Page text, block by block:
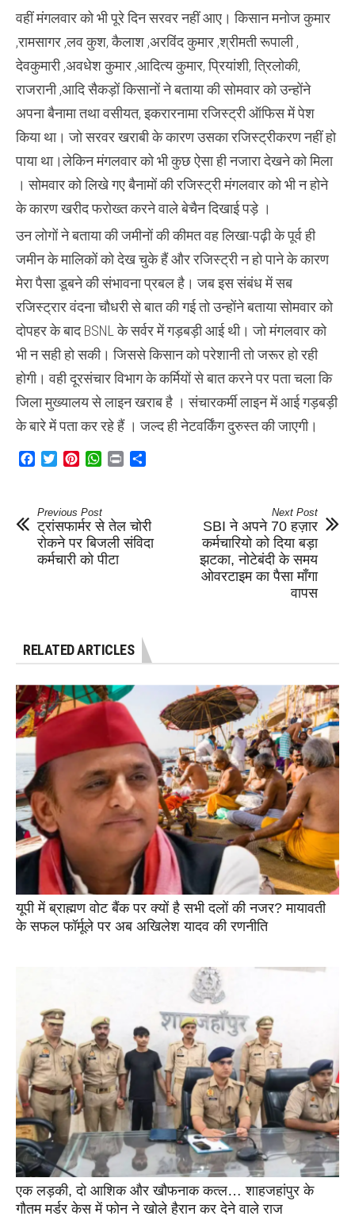
वहीं मंगलवार को भी पूरे दिन सरवर नहीं आए। किसान मनोज कुमार
,रामसागर ,लव कुश, कैलाश ,अरविंद कुमार ,श्रीमती रूपाली ,
देवकुमारी ,अवधेश कुमार ,आदित्य कुमार, प्रियांशी, त्रिलोकी,
राजरानी ,आदि सैकड़ों किसानों ने बताया की सोमवार को उन्होंने
अपना बैनामा तथा वसीयत, इकरारनामा रजिस्ट्री ऑफिस में पेश
किया था। जो सरवर खराबी के कारण उसका रजिस्ट्रीकरण नहीं हो
पाया था।लेकिन मंगलवार को भी कुछ ऐसा ही नजारा देखने को मिला
। सोमवार को लिखे गए बैनामों की रजिस्ट्री मंगलवार को भी न होने
के कारण खरीद फरोख्त करने वाले बेचैन दिखाई पड़े ।
उन लोगों ने बताया की जमीनों की कीमत वह लिखा-पढ़ी के पूर्व ही
जमीन के मालिकों को देख चुके हैं और रजिस्ट्री न हो पाने के कारण
मेरा पैसा डूबने की संभावना प्रबल है। जब इस संबंध में सब
रजिस्ट्रार वंदना चौधरी से बात की गई तो उन्होंने बताया सोमवार को
दोपहर के बाद BSNL के सर्वर में गड़बड़ी आई थी। जो मंगलवार को
भी न सही हो सकी। जिससे किसान को परेशानी तो जरूर हो रही
होगी। वही दूरसंचार विभाग के कर्मियों से बात करने पर पता चला कि
जिला मुख्यालय से लाइन खराब है । संचारकर्मी लाइन में आई गड़बड़ी
के बारे में पता कर रहे हैं । जल्द ही नेटवर्किंग दुरुस्त की जाएगी।
Facebook
TwitterPinterestWhatsApp
Print
Previous Post
ट्रांसफार्मर से तेल चोरी
रोकने पर बिजली संविदा
कर्मचारी को पीटा
Next Post
SBI ने अपने 70 हज़ार
कर्मचारियो को दिया बड़ा
झटका, नोटेबंदी के समय
ओवरटाइम का पैसा माँगा
वापस
RELATED ARTICLES
यूपी में ब्राह्मण वोट बैंक पर क्यों है सभी दलों की नजर? मायावती
के सफल फॉर्मूले पर अब अखिलेश यादव की रणनीति
एक लड़की, दो आशिक और खौफनाक कत्ल… शाहजहांपुर के
गौतम मर्डर केस में फोन ने खोले हैरान कर देने वाले राज